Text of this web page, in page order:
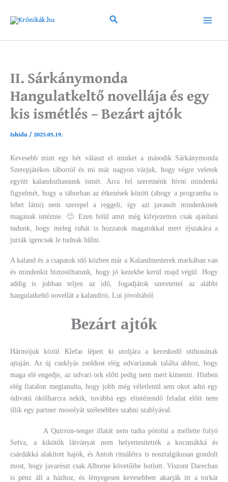
content
Search
Main
II. Sárkánymonda
Hangulatkeltő novellája és egy
kis ismétlés – Bezárt ajtók
Ishidu /2025.05.19.
Kevesebb mint egy hét választ el minket a második Sárkánymonda
Szerepjátékos tábortól és mi már nagyon várjuk, hogy végre veletek
együtt kalandozhassunk ismét. Arra fel szeretnénk hívni mindenki
figyelmét, hogy a táborban az étkezések között (ahogy a programba is
lehet látni) nem szerepel a reggeli, így azt javasolt mindenkinek
magának intéznie. 🙂 Ezen felül amit még kifejezetten csak ajánlani
tudunk, hogy meleg ruhát is hozzatok magatokkal mert éjszakára a
jurták igencsak le tudnak hűlni.
A kaland és a csapatok idő közben már a Kalandmesterek markában van
és mindenkit biztosíthatunk, hogy jó kezekbe kerül majd végül. Hogy
addig is jobban teljen az idő, fogadjátok szeretettel az alábbi
hangulatkeltő novellát a kalandíró, Lui jóvoltából.
Bezárt ajtók
Hármójuk közül Klefar lépett ki utoljára a kereskedő otthonának
ajtaján. Az új csuklyás zsoldost elég udvariasnak találta ahhoz, hogy
maga elé engedje, az udvari ork előtt pedig nem mert kimenni. Ifinben
elég fiatalon megtanulta, hogy jobb még véletlenül sem okot adni egy
ódivatú ökölharcra nekik, továbbá egy elintézendő feladat előtt nem
illik egy partner mosolyát szélesebbre szabni szablyával.
A Quirron-tenger illatát nem tudta pótolni a mellette folyó
Selva, a kikötők látványát nem helyettesítették a kocsmákká és
csárdákká alakított hajók, és Antoh rituáléira is nosztalgikusan gondolt
most, hogy javarészt csak Alborne követőibe botlott. Viszont Darecban
is pénz áll a házhoz, és lényegesen kevesebben akarják itt a torkát